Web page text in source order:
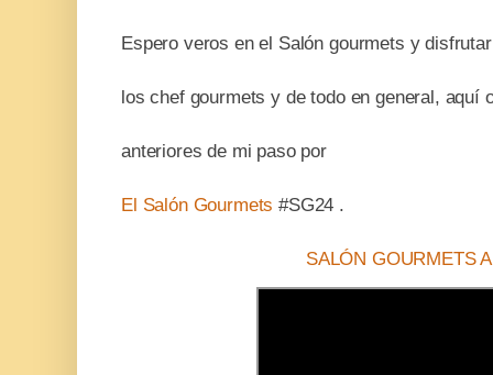
Espero veros en el Salón gourmets y
los chef gourmets y de todo en general, aquí
anteriores de mi paso por
El Salón Gourmets #SG24 .
SALÓN GOURMETS